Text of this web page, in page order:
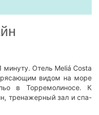
Отель Meliá Costa
видом на море
в Торремолиносе. К
тренажерный зал и спа-